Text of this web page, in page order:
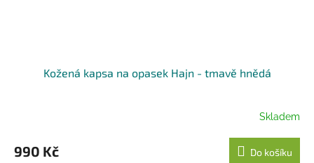
Kožená kapsa na opasek Hajn - tmavě hnědá
Skladem
990 Kč Do košíku